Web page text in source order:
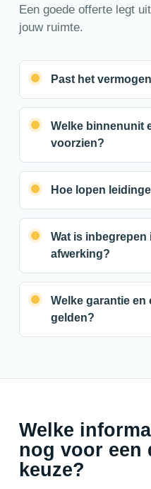
Een goede offerte legt
jouw ruimte.
Past het
Welke binnenunit
voorzien?
Hoe lopen
Wat is inbegrepen
afwerking?
Welke garantie
gelden?
Welke
nog voor een
keuze?